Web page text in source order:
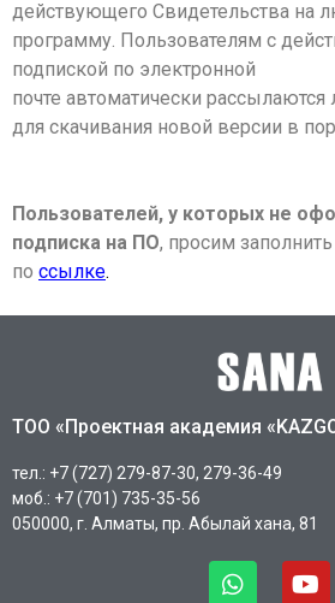
действующего Свидетельства на
программу. Пользователям с
подпиской по электронной
почте автоматически рассылаются
для скачивания новой версии в
Пользователей, у которых не
подписка на ПО, просим
по ссылке.
ТОО «Проектная академия
тел.: +7 (727) 279-87-30, 279-36-49
моб.: +7 (701) 735-35-56
050000, г. Алматы, пр. Абылай хана, 81